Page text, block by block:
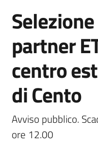
Novità
Menu selezionato
Vivere
l'Unione
Amministrazione
Salta al contenuto
partner
centro
di Cento
Avviso pubblico.
ore 12.00